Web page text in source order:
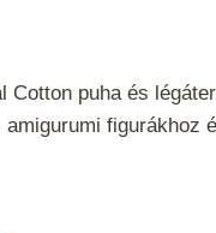
Cotton puha és
figurákhoz